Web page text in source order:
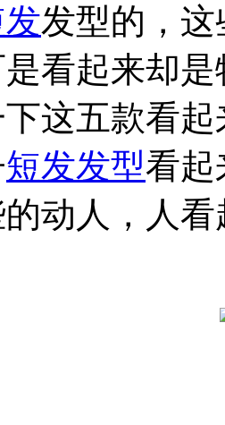
发型的，
看起来却
这五款看
短发发型看起
动人，人